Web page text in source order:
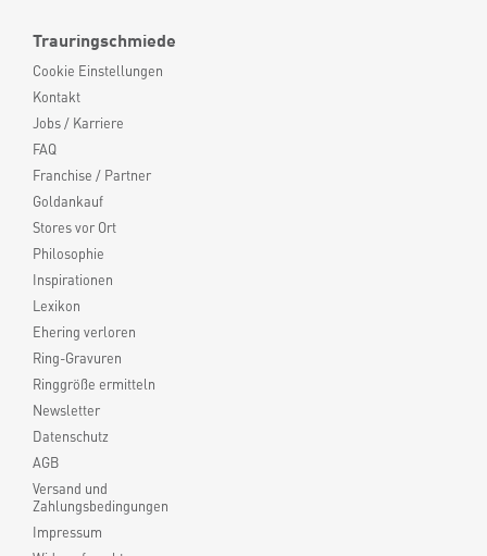
Trauringschmiede
Cookie Einstellungen
Kontakt
Jobs / Karriere
FAQ
Franchise / Partner
Goldankauf
Stores vor Ort
Philosophie
Inspirationen
Lexikon
Ehering verloren
Ring-Gravuren
Ringgröße ermitteln
Newsletter
Datenschutz
AGB
Versand und
Zahlungsbedingungen
Impressum